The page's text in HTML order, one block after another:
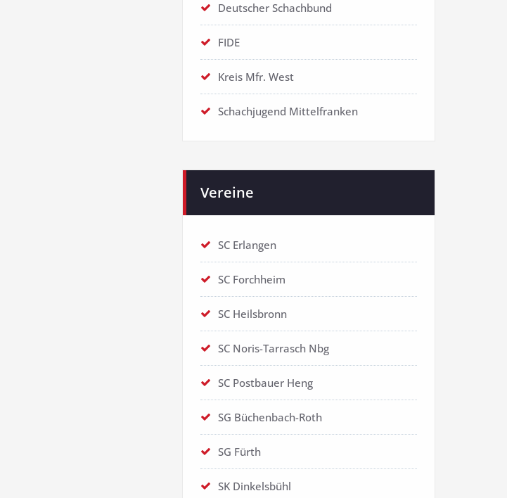
Deutscher Schachbund
FIDE
Kreis Mfr. West
Schachjugend Mittelfranken
Vereine
SC Erlangen
SC Forchheim
SC Heilsbronn
SC Noris-Tarrasch Nbg
SC Postbauer Heng
SG Büchenbach-Roth
SG Fürth
SK Dinkelsbühl